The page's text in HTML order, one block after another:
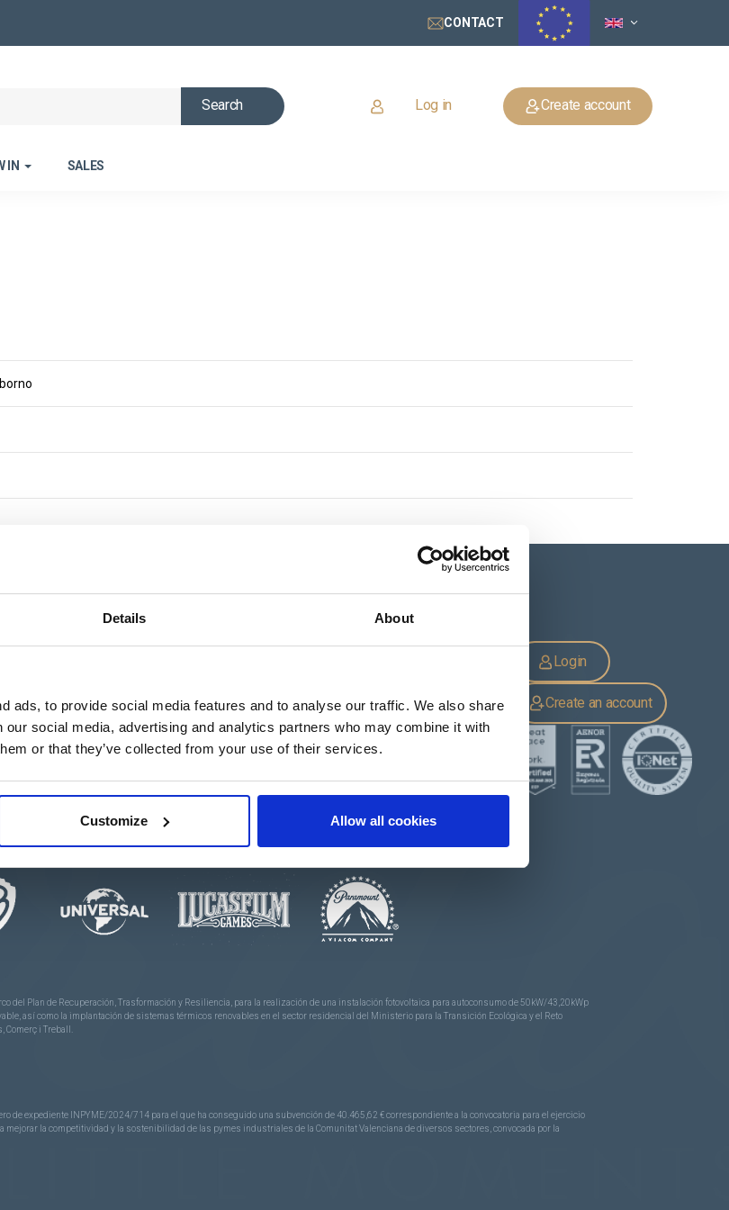
Details About
ads, to provide social media features and to analyse our traffic. We also share
social media, advertising and analytics partners who may combine it with
or that they’ve collected from your use of their services.
Customize Allow all cookies
CONTACT
Search Log in Create account
IN SALES
SERVICES
Stock availability
INFORMATION
General Conditions
Ethical commitment
Canal Ético
CATALOGUES
Login
Create an account
MAIN LICENCES
del Plan de Recuperación, Trasformación y Resiliencia, para la realización de una instalación fotovoltaica para autoconsumo de 50kW/43,20kWp
así como la implantación de sistemas térmicos renovables en el sector residencial del Ministerio para la Transición Ecológica y el Reto
i Treball.
de expediente INPYME/2024/714 para el que ha conseguido una subvención de 40.465,62 € correspondiente a la convocatoria para el ejercicio
la competitividad y la sostenibilidad de las pymes industriales de la Comunitat Valenciana de diversos sectores, convocada por la